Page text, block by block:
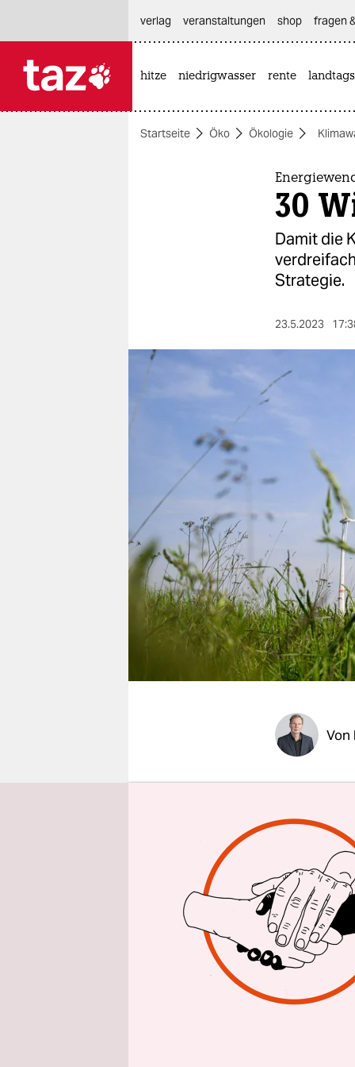
themen
berlin
wahrheit
verlag
veranstaltungen
shop
fragen & hilfe
unterstützen
genossenschaft
verlag
veranstaltungen shop fragen
hitze niedrigwasser rente
Startseite Öko Ökologie
30
Damit die
Strategie.
23.5.2023
Von
Fälle wie
eigentlich
So mag
Jahren
der
die der